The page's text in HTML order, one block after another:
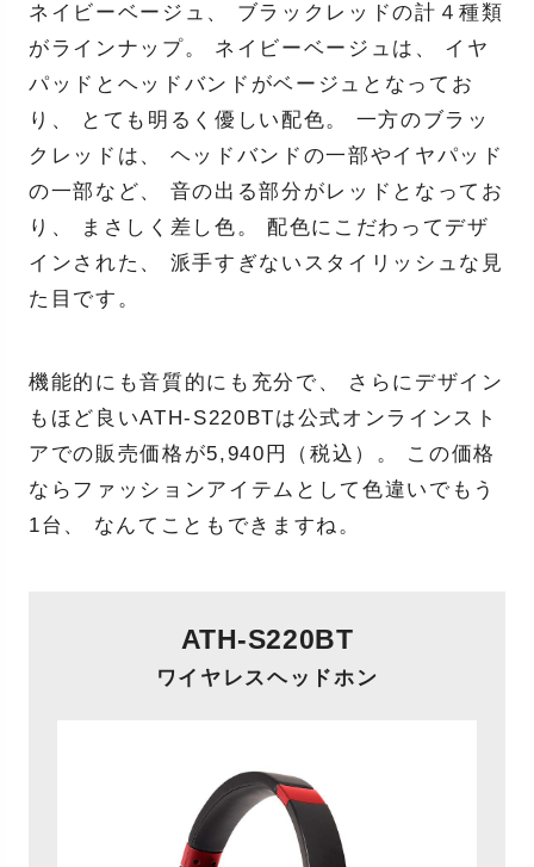
ネイビーベージュ、 ブラックレッドの計４種類
がラインナップ。 ネイビーベージュは、 イヤ
パッドとヘッドバンドがベージュとなってお
り、 とても明るく優しい配色。 一方のブラッ
クレッドは、 ヘッドバンドの一部やイヤパッド
の一部など、 音の出る部分がレッドとなってお
り、 まさしく差し色。 配色にこだわってデザ
インされた、 派手すぎないスタイリッシュな見
た目です。
機能的にも音質的にも充分で、 さらにデザイン
もほど良いATH-S220BTは公式オンラインスト
アでの販売価格が5,940円（税込）。 この価格
ならファッションアイテムとして色違いでもう
1台、 なんてこともできますね。
ATH-S220BT
ワイヤレスヘッドホン